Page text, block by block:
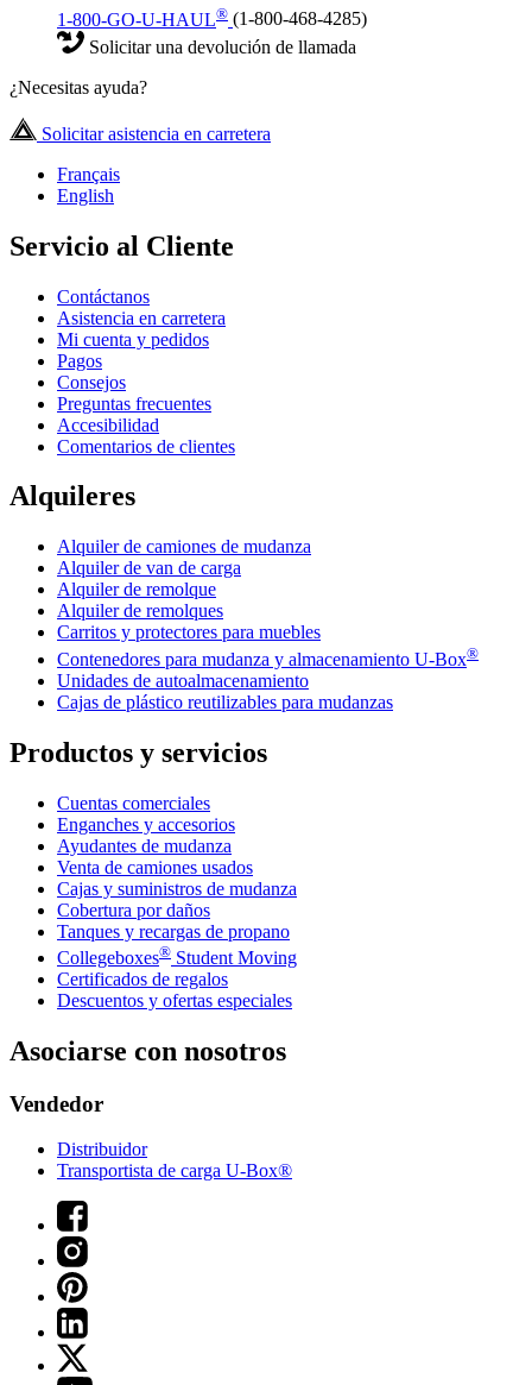
1-800-GO-U-HAUL® (1-800-468-4285)
Solicitar una devolución de llamada
¿Necesitas ayuda?
Solicitar asistencia en carretera
Français
English
Servicio al Cliente
Contáctanos
Asistencia en carretera
Mi cuenta y pedidos
Pagos
Consejos
Preguntas frecuentes
Accesibilidad
Comentarios de clientes
Alquileres
Alquiler de camiones de mudanza
Alquiler de van de carga
Alquiler de remolque
Alquiler de remolques
Carritos y protectores para muebles
Contenedores para mudanza y almacenamiento U-Box®
Unidades de autoalmacenamiento
Cajas de plástico reutilizables para mudanzas
Productos y servicios
Cuentas comerciales
Enganches y accesorios
Ayudantes de mudanza
Venta de camiones usados
Cajas y suministros de mudanza
Cobertura por daños
Tanques y recargas de propano
Collegeboxes® Student Moving
Certificados de regalos
Descuentos y ofertas especiales
Asociarse con nosotros
Vendedor
Distribuidor
Transportista de carga U-Box®